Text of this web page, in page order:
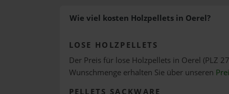
Wie viel kosten Holzpellets in Oerel?
LOSE HOLZPELLETS
Der Preis für lose Holzpellets in Oerel (PLZ
Wunschmenge erhalten Sie über unseren
PELLETS SACKWARE